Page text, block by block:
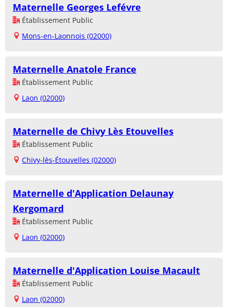
Maternelle Georges Lefévre
Établissement Public
Mons-en-Laonnois (02000)
Maternelle Anatole France
Établissement Public
Laon (02000)
Maternelle de Chivy Lès Etouvelles
Établissement Public
Chivy-lès-Étouvelles (02000)
Maternelle d'Application Delaunay
Kergomard
Établissement Public
Laon (02000)
Maternelle d'Application Louise Macault
Établissement Public
Laon (02000)